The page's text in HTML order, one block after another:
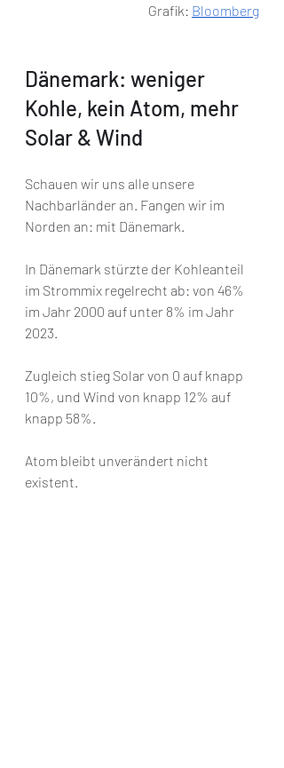
Grafik: Bloomberg
Dänemark: weniger
Kohle, kein Atom, mehr
Solar & Wind
Schauen wir uns alle unsere
Nachbarländer an. Fangen wir im
Norden an: mit Dänemark.
In Dänemark stürzte der Kohleanteil
im Strommix regelrecht ab: von 46%
im Jahr 2000 auf unter 8% im Jahr
2023.
Zugleich stieg Solar von 0 auf knapp
10%, und Wind von knapp 12% auf
knapp 58%.
Atom bleibt unverändert nicht
existent.